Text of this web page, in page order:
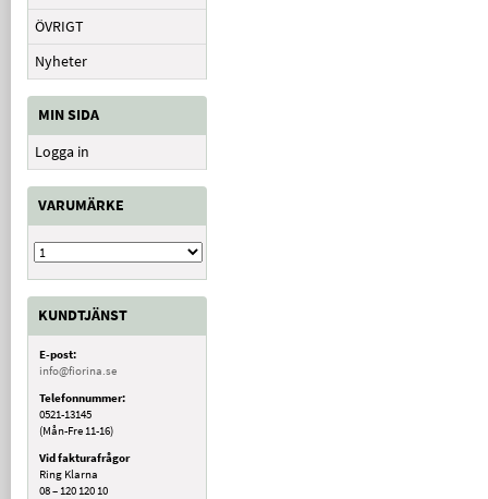
ÖVRIGT
Nyheter
MIN SIDA
Logga in
VARUMÄRKE
KUNDTJÄNST
E-post:
info@fiorina.se
Telefonnummer:
0521-13145
(Mån-Fre 11-16)
Vid fakturafrågor
Ring Klarna
08 – 120 120 10